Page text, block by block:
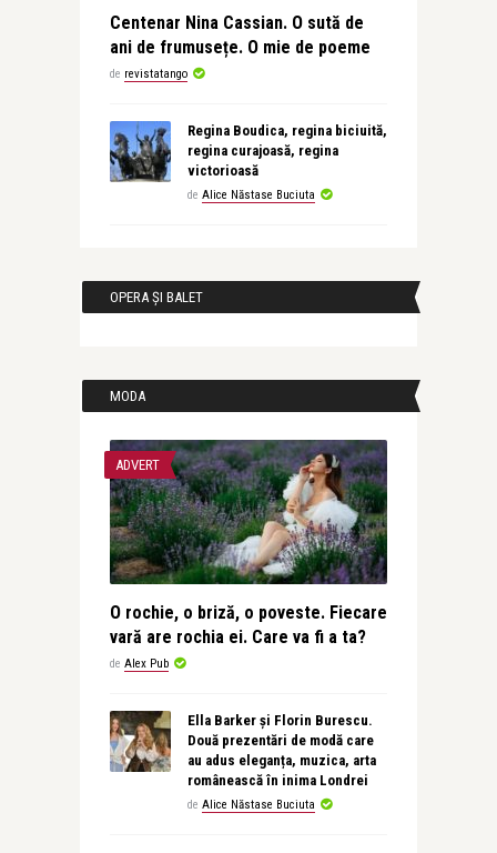
Centenar Nina Cassian. O sută de
ani de frumusețe. O mie de poeme
de revistatango
Regina Boudica, regina biciuită,
regina curajoasă, regina
victorioasă
de Alice Năstase Buciuta
OPERA ȘI BALET
MODA
ADVERT
O rochie, o briză, o poveste. Fiecare
vară are rochia ei. Care va fi a ta?
de Alex Pub
Ella Barker și Florin Burescu.
Două prezentări de modă care
au adus eleganța, muzica, arta
românească în inima Londrei
de Alice Năstase Buciuta